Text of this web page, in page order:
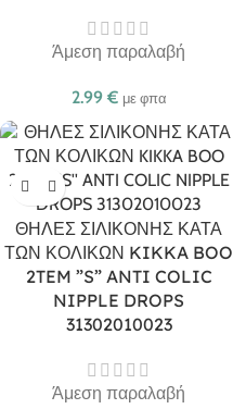
Άμεση παραλαβή
2.99 € με φπα
ΘΗΛΕΣ ΣΙΛΙΚΟΝΗΣ ΚΑΤΑ
ΤΩΝ ΚΟΛΙΚΩΝ KIKKA BOO
2TEM ”S” ANTI COLIC
NIPPLE DROPS
31302010023
Άμεση παραλαβή